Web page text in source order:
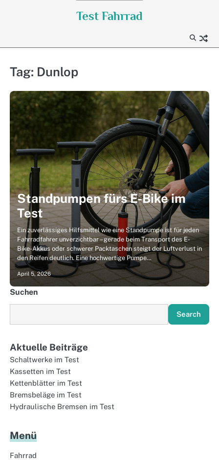
Test Fahrrad
Tag: Dunlop
Standpumpen fürs E-Bike im
Test
Ein zuverlässiges Hilfsmittel wie eine Standpumpe ist für jeden
Fahrradfahrer unverzichtbar – gerade beim Transport des E-
Bike-Akkus oder schwerer Packtaschen steigt der Luftverlust in
den Reifen deutlich. Eine hochwertige Pumpe…
April 5, 2026
Suchen
Search
Aktuelle Beiträge
Schaltwerke im Test
Kassetten im Test
Kettenblätter im Test
Bremsbeläge im Test
Hydraulische Bremsen im Test
Menü
Fahrrad